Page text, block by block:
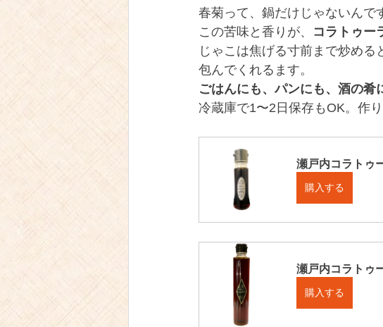
春菊って、鍋だけじゃないんで
この苦味と香りが、 コラトゥー
じゃこは焦げる寸前まで炒める
包んでくれるます。
ごはんにも、パンにも、酒の肴
冷蔵庫で1〜2日保存もOK。作
瀬戸内コラトゥ
購入する
瀬戸内コラトゥ
購入する